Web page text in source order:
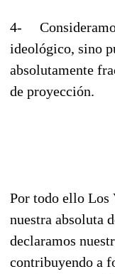
4-
ideológico, sino
absolutamente
de proyección.
Por todo ello Los
nuestra absoluta
declaramos
contribuyendo a